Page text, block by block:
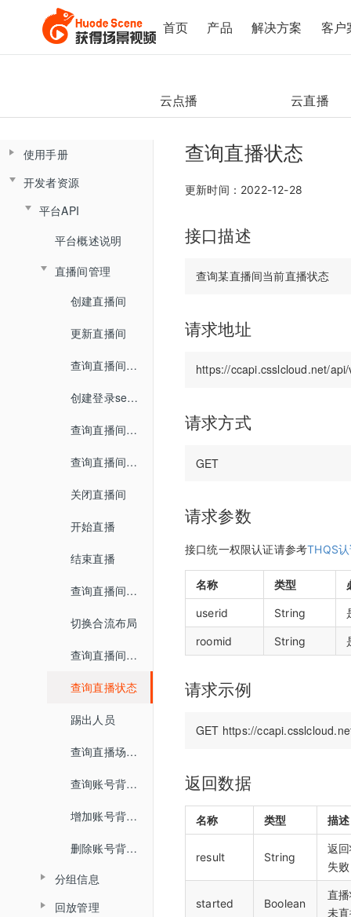
首页 产品 解决方案 客户
云点播 云直播
使用手册
控制台操作手册
直播间管理
创建直播间
直播间设置
链接获取
回放查看
数据统计
数据总览
监课管理
监课列表
直播间日志
云盘管理
文档库
媒体库
开发者中心
密钥管理
回调配置
用量统计
服务概览
流量统计
空间统计
音频转写
回放重制
产品简介
角色介绍
登录与准备
主界面介绍
教室功能介绍
音视频设置
状态监控
产品简介
角色介绍
登录
界面介绍
教室功能介绍
产品发版记录
发版记录
开发者资源
平台API
平台概述说明
直播间管理
创建直播间
更新直播间
查询直播间信息
创建登录sessionId
查询直播间登录链接
查询直播间自动登录链接
关闭直播间
开始直播
结束直播
查询直播间列表
切换合流布局
查询直播间人员列表
查询直播状态
踢出人员
查询直播场次列表
查询账号背景图列表
增加账号背景图片
删除账号背景图片
分组信息
回放管理
查询直播状态
更新时间：2022-12-28
接口描述
请求地址
请求方式
请求参数
接口统一权限认证请参考THQS
名称 类型
userid String
roomid String
请求示例
返回数据
名称 类型 描述
result String
返
失败
started Boolean
直
未